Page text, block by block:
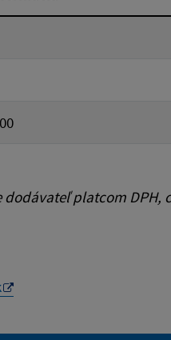
dodávateľ platcom DPH,